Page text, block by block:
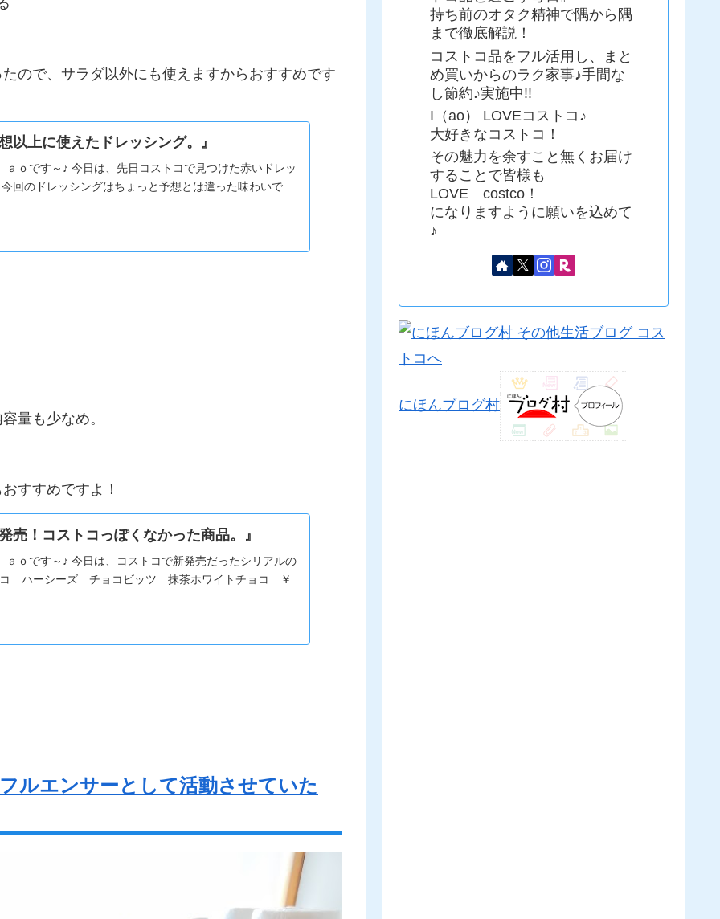
ので、サラダ以外にも使えますからおすすめです
以上に使えたドレッシング。』
ｏです～♪ 今日は、先日コストコで見つけた赤いドレッ
回のドレッシングはちょっと予想とは違った味わいで
量も少なめ。
すすめですよ！
売！コストコっぽくなかった商品。』
ｏです～♪ 今日は、コストコで新発売だったシリアルの
ハーシーズ チョコビッツ 抹茶ホワイトチョコ ￥
ルエンサーとして活動させていた
持ち前のオタク精神で隅から隅
まで徹底解説！
コストコ品をフル活用し、まと
め買いからのラク家事♪手間な
し節約♪実施中!!
I（ao） LOVEコストコ♪
大好きなコストコ！
その魅力を余すこと無くお届け
することで皆様も
LOVE costco！
になりますように願いを込めて
♪
にほんブログ村